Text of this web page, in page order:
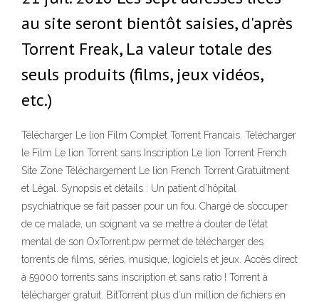
au site seront bientôt saisies, d'après
Torrent Freak, La valeur totale des
seuls produits (films, jeux vidéos,
etc.)
Télécharger Le lion Film Complet Torrent Francais. Télécharger
le Film Le lion Torrent sans Inscription Le lion Torrent French
Site Zone Téléchargement Le lion French Torrent Gratuitment
et Légal. Synopsis et détails : Un patient d’hôpital
psychiatrique se fait passer pour un fou. Chargé de s’occuper
de ce malade, un soignant va se mettre à douter de l’état
mental de son OxTorrent.pw permet de télécharger des
torrents de films, séries, musique, logiciels et jeux. Accès direct
à 59000 torrents sans inscription et sans ratio ! Torrent à
télécharger gratuit. BitTorrent plus d’un million de fichiers en